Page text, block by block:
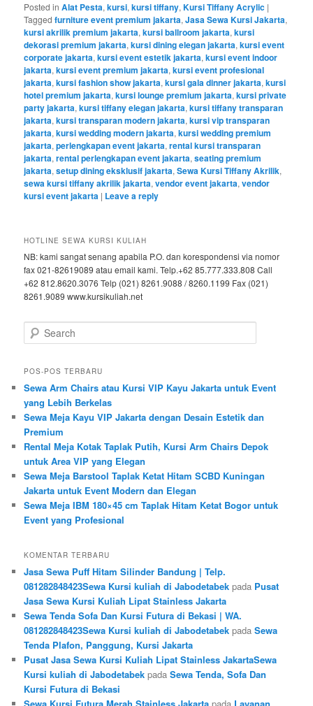
Posted in Alat Pesta,kursi,kursi tiffany,Kursi Tiffany Acrylic |
Tagged furniture event premium jakarta,Jasa Sewa Kursi Jakarta,
kursi akrilik premium jakarta,kursi ballroom jakarta,kursi
dekorasi premium jakarta,kursi dining elegan jakarta,kursi event
corporate jakarta,kursi event estetik jakarta,kursi event indoor
jakarta,kursi event premium jakarta,kursi event profesional
jakarta,kursi fashion show jakarta,kursi gala dinner jakarta,kursi
hotel premium jakarta,kursi lounge premium jakarta,kursi private
party jakarta,kursi tiffany elegan jakarta,kursi tiffany transparan
jakarta,kursi transparan modern jakarta,kursi vip transparan
jakarta,kursi wedding modern jakarta,kursi wedding premium
jakarta,perlengkapan event jakarta,rental kursi transparan
jakarta,rental perlengkapan event jakarta,seating premium
jakarta,setup dining eksklusif jakarta,Sewa Kursi Tiffany Akrilik,
sewa kursi tiffany akrilik jakarta,vendor event jakarta,vendor
kursi event jakarta | Leave a reply
HOTLINE SEWA KURSI KULIAH
NB: kami sangat senang apabila P.O. dan korespondensi via nomor
fax 021-82619089 atau email kami. Telp.+62 85.777.333.808 Call
+62 812.8620.3076 Telp (021) 8261.9088 / 8260.1199 Fax (021)
8261.9089 www.kursikuliah.net
Search
POS-POS TERBARU
Sewa Arm Chairs atau Kursi VIP Kayu Jakarta untuk Event
yang Lebih Berkelas
Sewa Meja Kayu VIP Jakarta dengan Desain Estetik dan
Premium
Rental Meja Kotak Taplak Putih, Kursi Arm Chairs Depok
untuk Area VIP yang Elegan
Sewa Meja Barstool Taplak Ketat Hitam SCBD Kuningan
Jakarta untuk Event Modern dan Elegan
Sewa Meja IBM 180×45 cm Taplak Hitam Ketat Bogor untuk
Event yang Profesional
KOMENTAR TERBARU
Jasa Sewa Puff Hitam Silinder Bandung | Telp.
081282848423Sewa Kursi kuliah di Jabodetabek pada Pusat
Jasa Sewa Kursi Kuliah Lipat Stainless Jakarta
Sewa Tenda Sofa Dan Kursi Futura di Bekasi | WA.
081282848423Sewa Kursi kuliah di Jabodetabek padaSewa
Tenda Plafon, Panggung, Kursi Jakarta
Pusat Jasa Sewa Kursi Kuliah Lipat Stainless JakartaSewa
Kursi kuliah di Jabodetabek padaSewa Tenda, Sofa Dan
Kursi Futura di Bekasi
Sewa Kursi Futura Merah Stainless Jakarta pada Layanan